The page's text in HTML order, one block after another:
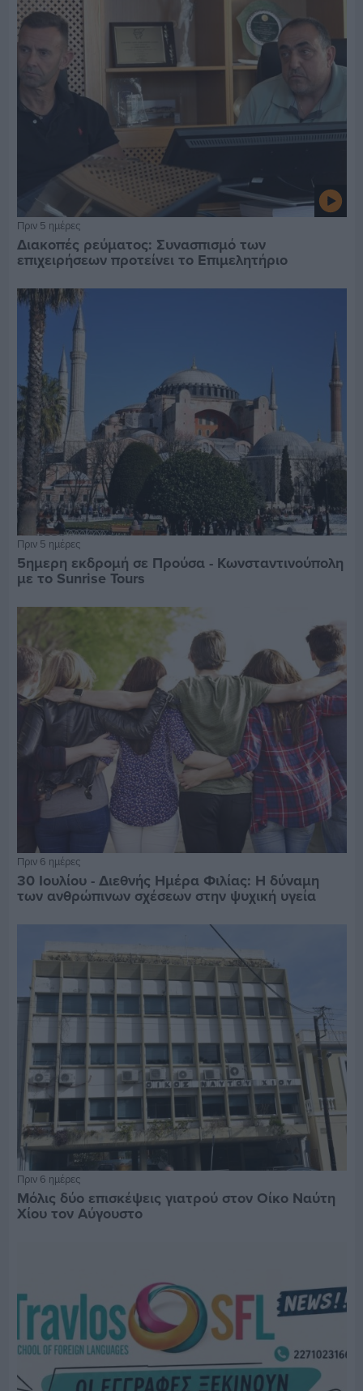
Πριν 5 ημέρες
Διακοπές ρεύματος: Συνασπισμό των
επιχειρήσεων προτείνει το Επιμελητήριο
Πριν 5 ημέρες
5ημερη εκδρομή σε Προύσα - Κωνσταντινούπολη
με το Sunrise Tours
Πριν 6 ημέρες
30 Ιουλίου - Διεθνής Ημέρα Φιλίας: Η δύναμη
των ανθρώπινων σχέσεων στην ψυχική υγεία
Πριν 6 ημέρες
Μόλις δύο επισκέψεις γιατρού στον Οίκο Ναύτη
Χίου τον Αύγουστο